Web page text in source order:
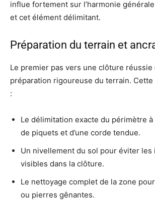
influe fortement sur l’harmonie
et cet élément délimitant.
Préparation du terrain et
Le premier pas vers une clôture réussie
préparation rigoureuse du terrain.
:
Le délimitation exacte du périmètre à
de piquets et d’une corde tendue.
Un nivellement du sol pour éviter les
visibles dans la clôture.
Le nettoyage complet de la zone
ou pierres gênantes.